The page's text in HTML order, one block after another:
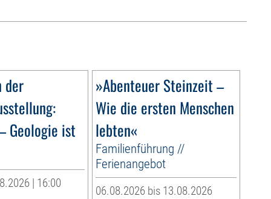
der
Geologie ist
| 16:00
»Abenteuer Steinzeit –
Wie die ersten Menschen
lebten«
Familienführung //
Ferienangebot
06.08.2026 bis 13.08.2026